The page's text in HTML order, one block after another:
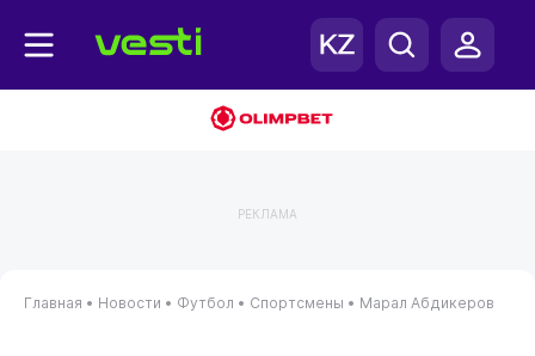
РЕКЛАМА
Главная • Новости • Футбол • Спортсмены • Марал Абдикеров